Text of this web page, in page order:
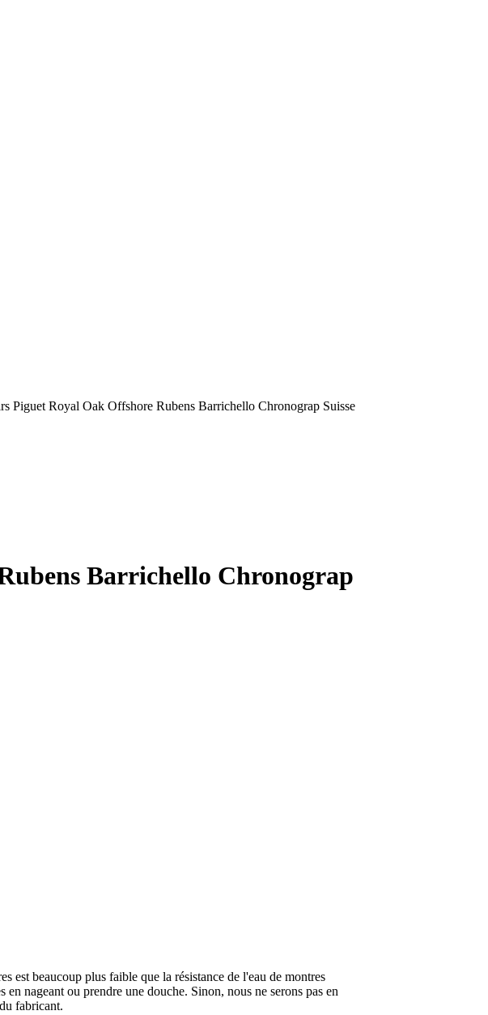
Piguet Royal Oak Offshore Rubens Barrichello Chronograp Suisse
Barrichello Chronograp
est beaucoup plus faible que la résistance de l'eau de montres
nageant ou prendre une douche. Sinon, nous ne serons pas en
fabricant.